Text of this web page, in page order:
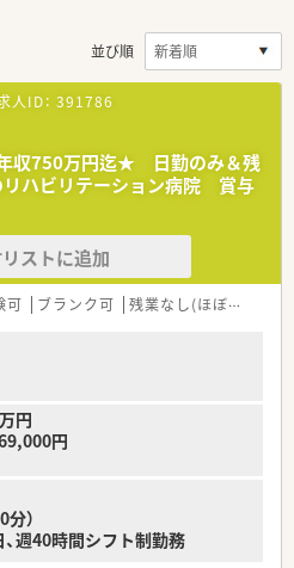
並び順
人ID： 391786
収750万円迄★ 日勤のみ＆残
ハビリテーション病院 賞与
ストに追加
可 ブランク可 残業なし(ほぼなし含む)
円
円
）
週40時間シフト制勤務